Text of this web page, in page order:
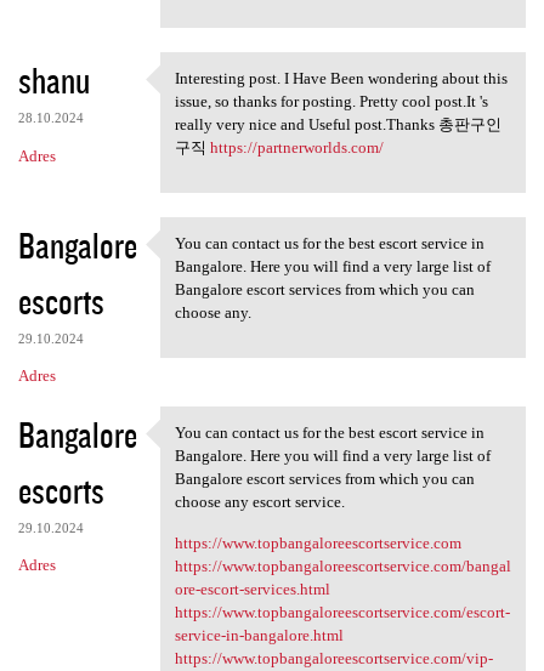
shanu
28.10.2024
Adres
Interesting post. I Have Been
Interesting post. I Have Been wondering about this
issue, so thanks for posting. Pretty cool post.It 's
really very nice and Useful post.Thanks 총판구인
구직 https://partnerworlds.com/
Bangalore
escorts
29.10.2024
Adres
You can contact us for the
You can contact us for the best escort service in
Bangalore. Here you will find a very large list of
Bangalore escort services from which you can
choose any.
Bangalore
escorts
29.10.2024
Adres
You can contact us for the
You can contact us for the best escort service in
Bangalore. Here you will find a very large list of
Bangalore escort services from which you can
choose any escort service.
https://www.topbangaloreescortservice.com
https://www.topbangaloreescortservice.com/bangal
ore-escort-services.html
https://www.topbangaloreescortservice.com/escort-
service-in-bangalore.html
https://www.topbangaloreescortservice.com/vip-